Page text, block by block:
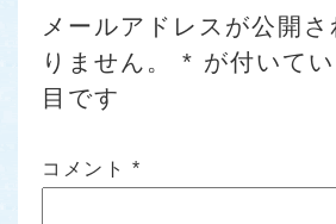
メールアドレスが公開
りません。
* が付いて
目です
コメント *